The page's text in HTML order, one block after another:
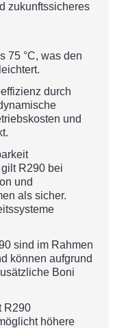
zukunftssicheres
75 °C, was den
durch
und
R290 bei
und
als sicher.
sind im Rahmen
können aufgrund
Boni
R290
höhere